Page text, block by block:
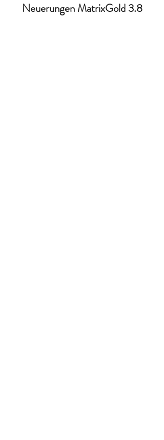
Neuerungen MatrixGold 3.8